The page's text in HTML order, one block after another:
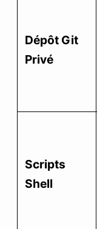
Dépôt Git
Privé
Scripts
Shell